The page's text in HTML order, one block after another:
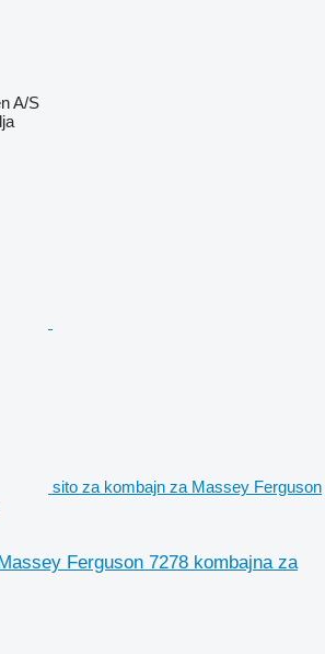
A/S
sito za kombajn za Massey Ferguson
Ferguson 7278 kombajna za